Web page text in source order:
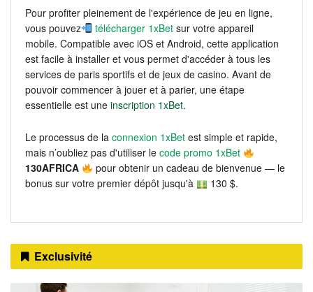
Pour profiter pleinement de l'expérience de jeu en ligne,
vous pouvez
télécharger 1xBet sur votre appareil
mobile. Compatible avec iOS et Android, cette application
est facile à installer et vous permet d'accéder à tous les
services de paris sportifs et de jeux de casino. Avant de
pouvoir commencer à jouer et à parier, une étape
essentielle est une inscription 1xBet.
Le processus de la connexion 1xBet est simple et rapide,
mais n’oubliez pas d'utiliser le code promo 1xBet
130AFRICA
pour obtenir un cadeau de bienvenue — le
bonus sur votre premier dépôt jusqu'à
130 $.
Exclusivité